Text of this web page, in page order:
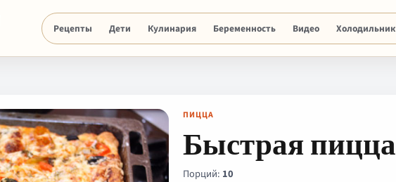
Рецепты Дети Кулинария Беременность Видео Холодильник
ПИЦЦА
Быстрая пицца
Порций: 10